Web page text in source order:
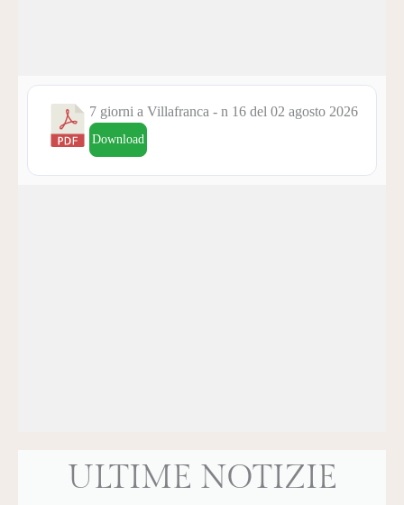
7 giorni a Villafranca - n 16 del 02 agosto 2026
Download
ULTIME NOTIZIE